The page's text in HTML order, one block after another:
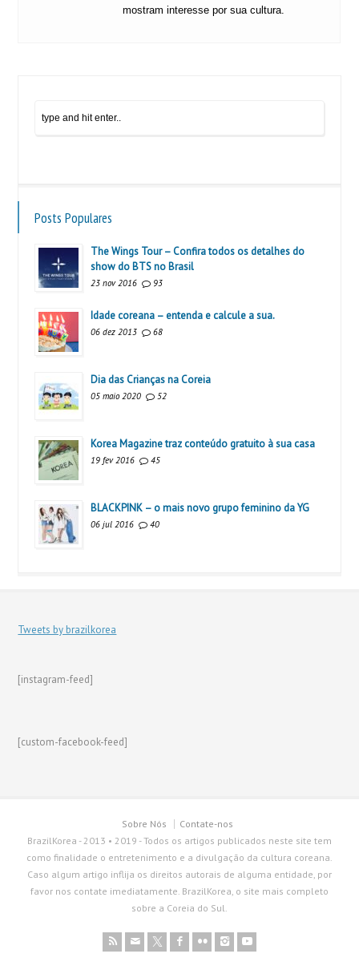
mostram interesse por sua cultura.
Posts Populares
The Wings Tour – Confira todos os detalhes do
show do BTS no Brasil
23 nov 2016 93
Idade coreana – entenda e calcule a sua.
06 dez 2013 68
Dia das Crianças na Coreia
05 maio 2020 52
Korea Magazine traz conteúdo gratuito à sua casa
19 fev 2016 45
BLACKPINK – o mais novo grupo feminino da YG
06 jul 2016 40
Tweets by brazilkorea
[instagram-feed]
[custom-facebook-feed]
Sobre Nós
Contate-nos
BrazilKorea - 2013 • 2019 - Todos os artigos publicados neste site tem
como finalidade o entretenimento e a divulgação da cultura coreana.
Caso algum artigo inflija os direitos autorais de alguma entidade, por
favor nos contate imediatamente. BrazilKorea, o site mais completo
sobre a Coreia do Sul.